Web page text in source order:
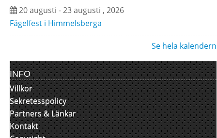
20 augusti - 23 augusti , 2026
Fågelfest i Himmelsberga
Se hela kalendern
INFO
Villkor
Sekretesspolicy
Partners & Länkar
Kontakt